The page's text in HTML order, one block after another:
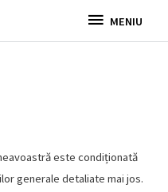
MENIU
MENIU
este condiționată
generale detaliate mai jos.